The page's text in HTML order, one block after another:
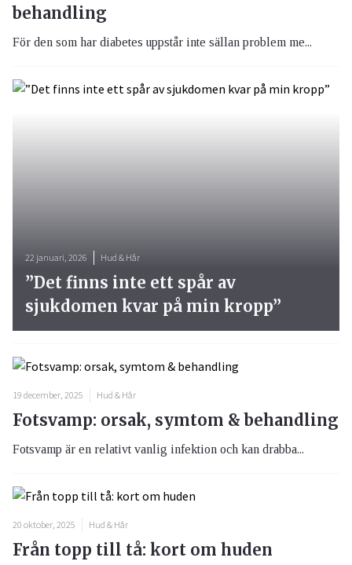
behandling
För den som har diabetes uppstår inte sällan problem me...
22 januari, 2026 Hud & Hår
”Det finns inte ett spår av
sjukdomen kvar på min kropp”
19 december, 2025 Hud & Hår
Fotsvamp: orsak, symtom & behandling
Fotsvamp är en relativt vanlig infektion och kan drabba...
20 oktober, 2025 Hud & Hår
Från topp till tå: kort om huden